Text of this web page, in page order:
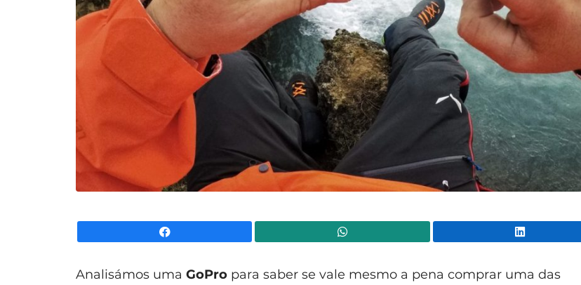
Analisámos uma GoPro para saber se vale mesmo a pena comprar uma das